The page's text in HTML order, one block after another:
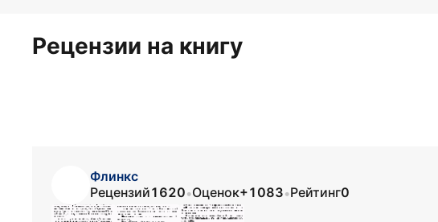
Рецензии на книгу
Флинкс
Рецензий1620•Оценок+1083•Рейтинг0